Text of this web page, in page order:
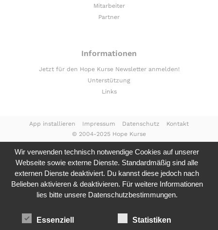
Mitarbeiter
Partner
Informationen
Jetzt für den Hope Kurse Newsletter anmelden!
Unterstützung
Links
© 2004-2025 Hope Kurse
App installieren Impressum Datenschutz Kontakt
Wir verwenden technisch notwendige Cookies auf unserer
Webseite sowie externe Dienste. Standardmäßig sind alle
externen Dienste deaktiviert. Du kannst diese jedoch nach
Belieben aktivieren & deaktivieren. Für weitere Informationen
lies bitte unsere Datenschutzbestimmungen.
Essenziell Statistiken